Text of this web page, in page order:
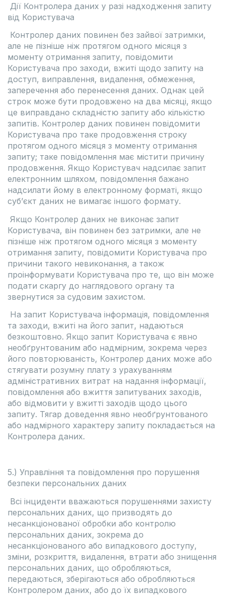
Дії Контролера даних у разі надходження запиту
від Користувача
Контролер даних повинен без зайвої затримки,
але не пізніше ніж протягом одного місяця з
моменту отримання запиту, повідомити
Користувача про заходи, вжиті щодо запиту на
доступ, виправлення, видалення, обмеження,
заперечення або перенесення даних. Однак цей
строк може бути продовжено на два місяці, якщо
це виправдано складністю запиту або кількістю
запитів. Контролер даних повинен повідомити
Користувача про таке продовження строку
протягом одного місяця з моменту отримання
запиту; таке повідомлення має містити причину
продовження. Якщо Користувач надсилає запит
електронним шляхом, повідомлення бажано
надсилати йому в електронному форматі, якщо
суб’єкт даних не вимагає іншого формату.
Якщо Контролер даних не виконає запит
Користувача, він повинен без затримки, але не
пізніше ніж протягом одного місяця з моменту
отримання запиту, повідомити Користувача про
причини такого невиконання, а також
проінформувати Користувача про те, що він може
подати скаргу до наглядового органу та
звернутися за судовим захистом.
На запит Користувача інформація, повідомлення
та заходи, вжиті на його запит, надаються
безкоштовно. Якщо запит Користувача є явно
необґрунтованим або надмірним, зокрема через
його повторюваність, Контролер даних може або
стягувати розумну плату з урахуванням
адміністративних витрат на надання інформації,
повідомлення або вжиття запитуваних заходів,
або відмовити у вжитті заходів щодо цього
запиту. Тягар доведення явно необґрунтованого
або надмірного характеру запиту покладається на
Контролера даних.
5.) Управління та повідомлення про порушення
безпеки персональних даних
Всі інциденти вважаються порушеннями захисту
персональних даних, що призводять до
несанкціонованої обробки або контролю
персональних даних, зокрема до
несанкціонованого або випадкового доступу,
зміни, розкриття, видалення, втрати або знищення
персональних даних, що обробляються,
передаються, зберігаються або обробляються
Контролером даних, або до їх випадкового